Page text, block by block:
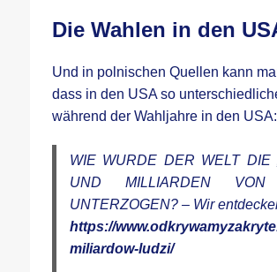
Die Wahlen in den
Und in polnischen Quellen kann
dass in den USA so
während der Wahljahre in den USA:
WIE WURDE DER WELT DIE
UND MILLIARDEN VON
UNTERZOGEN? – Wir
https://
miliardow-ludzi/